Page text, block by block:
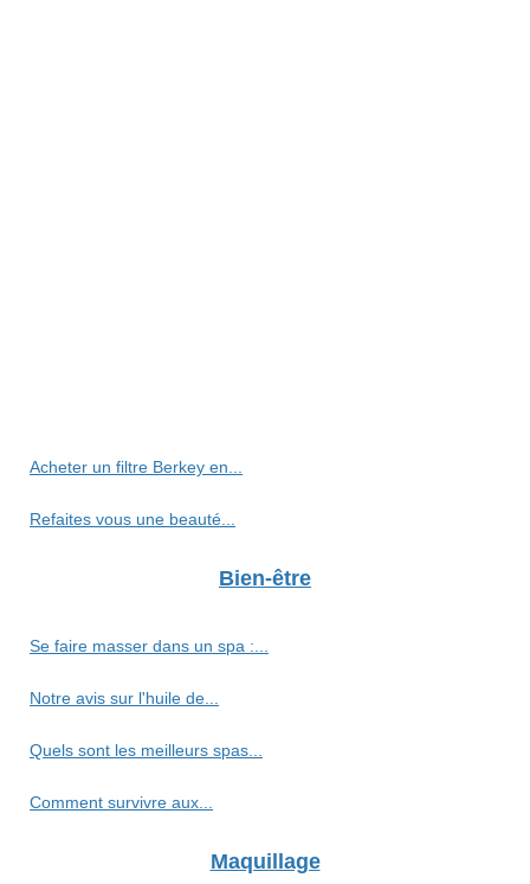
Acheter un filtre Berkey en...
Refaites vous une beauté...
Bien-être
Se faire masser dans un spa :...
Notre avis sur l'huile de...
Quels sont les meilleurs spas...
Comment survivre aux...
Maquillage